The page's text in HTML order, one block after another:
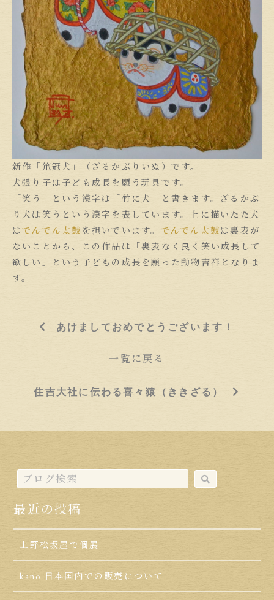
新作「笊冠犬」（ざるかぶりいぬ）です。
犬張り子は子ども成長を願う玩具です。
「笑う」という漢字は「竹に犬」と書きます。ざるかぶ
り犬は笑うという漢字を表しています。上に描いたた犬
はでんでん太鼓 を担いでいます。 でんでん太鼓は裏表が
ないことから、この作品は「裏表なく良く笑い成長して
欲しい」という子どもの成長を願った動物吉祥となりま
す。
あけましておめでとうございます！
一覧に戻る
住吉大社に伝わる喜々猿（ききざる）
最近の投稿
上野松坂屋で個展
kano 日本国内での販売について